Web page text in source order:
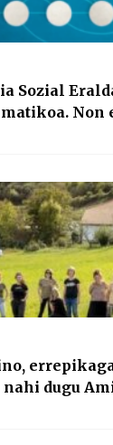
ArrosarenNon
nahi dugu